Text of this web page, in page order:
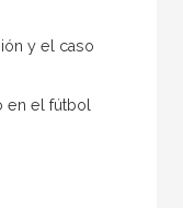
y el caso
en el fútbol